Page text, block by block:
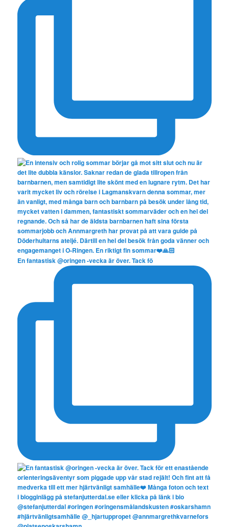
En fantastisk @oringen -vecka är över. Tack fö